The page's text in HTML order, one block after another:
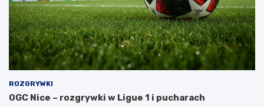
ROZGRYWKI
OGC Nice – rozgrywki w Ligue 1 i pucharach